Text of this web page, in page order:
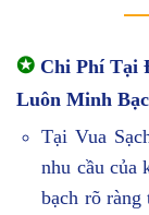
✪ Chi Phí Tại
Luôn Minh
Tại Vua
nhu cầu của
bạch rõ